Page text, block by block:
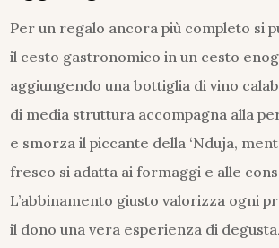
Per un regalo ancora più completo si
il cesto gastronomico in un cesto
aggiungendo una bottiglia di vino
di media struttura accompagna alla
e smorza il piccante della ‘Nduja,
fresco si adatta ai formaggi e alle
L’abbinamento giusto valorizza ogni
il dono una vera esperienza di